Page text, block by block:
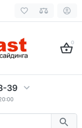
0
39